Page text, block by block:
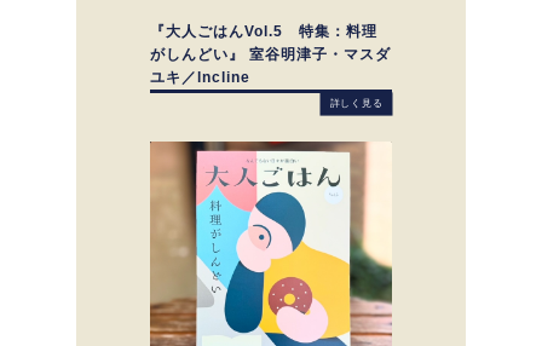
『大人ごはんVol.5 特集：料理
がしんどい』 室谷明津子・マスダ
ユキ／lncline
詳しく見る